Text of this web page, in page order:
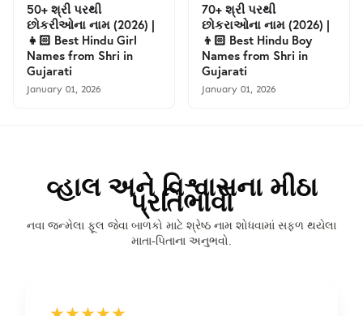
50+ શ્રી પરથી
છોકરીઓના નામ (2026) |
👧🏻 Best Hindu Girl
Names from Shri in
Gujarati
January 01, 2026
70+ શ્રી પરથી
છોકરાઓના નામ (2026) |
👦🏻 Best Hindu Boy
Names from Shri in
Gujarati
January 01, 2026
વ્હાલ અને વિશ્વાસના મીઠા
પ્રતિભાવો
નવા જન્મેલા ફૂલ જેવા બાળકો માટે શ્રેષ્ઠ નામ શોધવામાં સફળ થયેલા
માતા-પિતાના અનુભવો.